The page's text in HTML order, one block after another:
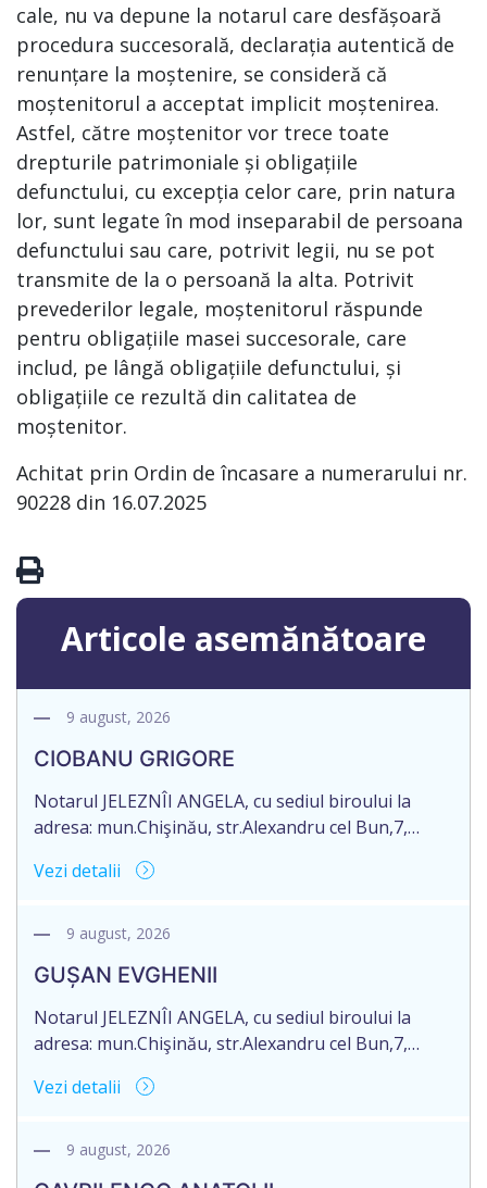
cale, nu va depune la notarul care desfășoară
procedura succesorală, declarația autentică de
renunțare la moștenire, se consideră că
moștenitorul a acceptat implicit moștenirea.
Astfel, către moștenitor vor trece toate
drepturile patrimoniale și obligațiile
defunctului, cu excepția celor care, prin natura
lor, sunt legate în mod inseparabil de persoana
defunctului sau care, potrivit legii, nu se pot
transmite de la o persoană la alta. Potrivit
prevederilor legale, moștenitorul răspunde
pentru obligațiile masei succesorale, care
includ, pe lângă obligațiile defunctului, și
obligațiile ce rezultă din calitatea de
moștenitor.
Achitat prin Ordin de încasare a numerarului nr.
90228 din 16.07.2025
Articole asemănătoare
9 august, 2026
CIOBANU GRIGORE
Notarul JELEZNÎI ANGELA, cu sediul biroului la
adresa: mun.Chişinău, str.Alexandru cel Bun,7,
succesorale în urma decesului cet.CIOBANU
decedat la data de 15 aprilie 2026. Informăm
moștenirile deschise începând cu 01.04.2026
termenul de opțiune pentru acceptarea sau
renunțarea la moștenire […]
Vezi detalii
9 august, 2026
GUȘAN EVGHENII
Notarul JELEZNÎI ANGELA, cu sediul biroului la
adresa: mun.Chişinău, str.Alexandru cel Bun,7,
succesorale în urma decesului cet.GUȘAN
decedat la data de 13 iunie 2026. Informăm
Vezi detalii
9 august, 2026